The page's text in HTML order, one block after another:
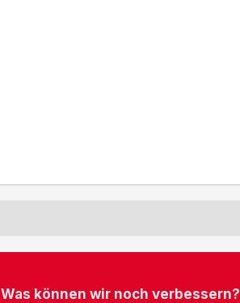
Was können wir noch verbessern?